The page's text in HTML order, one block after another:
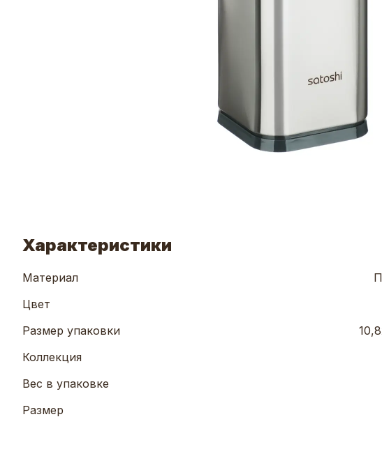
Характеристики
Материал
Цвет
Размер упаковки
Коллекция
Вес в упаковке
Размер